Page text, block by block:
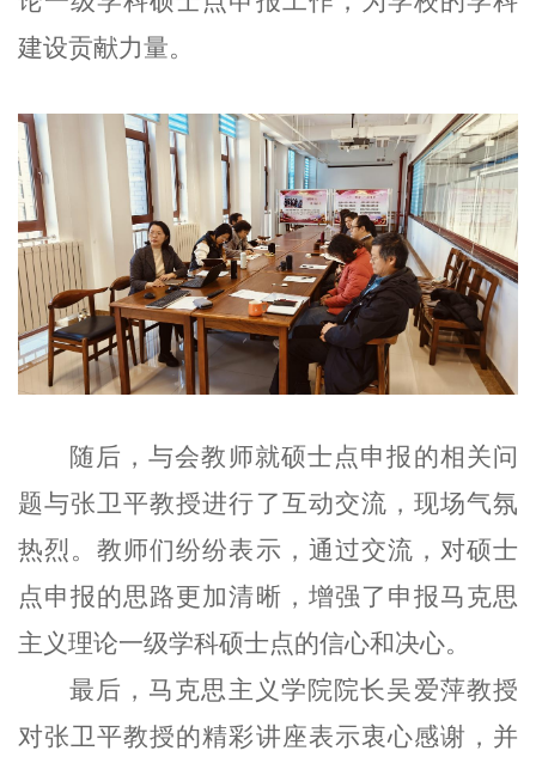
建设贡献力量。
随后，与会教师就硕士点申报的相关问
题与张卫平教授进行了互动交流，现场气氛
热烈。教师们纷纷表示，通过交流，对硕士
点申报的思路更加清晰，增强了申报马克思
主义理论一级学科硕士点的信心和决心。
最后，马克思主义学院院长吴爱萍教授
对张卫平教授的精彩讲座表示衷心感谢，并